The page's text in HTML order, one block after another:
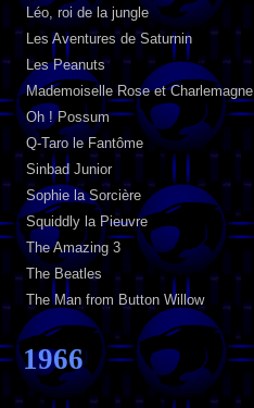
Léo, roi de la jungle
Les Aventures de Saturnin
Les Peanuts
Mademoiselle Rose et Charlemagne
Oh ! Possum
Q-Taro le Fantôme
Sinbad Junior
Sophie la Sorcière
Squiddly la Pieuvre
The Amazing 3
The Beatles
The Man from Button Willow
1966